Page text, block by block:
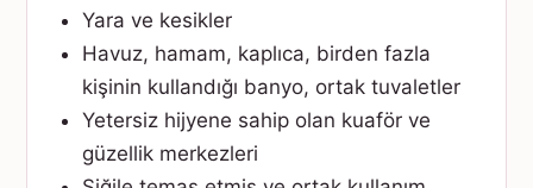
Yara ve kesikler
Havuz, hamam, kaplıca, birden fazla
kişinin kullandığı banyo, ortak tuvaletler
Yetersiz hijyene sahip olan kuaför ve
güzellik merkezleri